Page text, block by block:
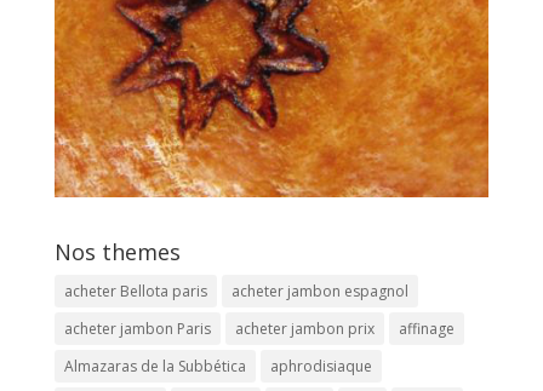
Nos themes
acheter Bellota paris
acheter jambon espagnol
acheter jambon Paris
acheter jambon prix
affinage
Almazaras de la Subbética
aphrodisiaque